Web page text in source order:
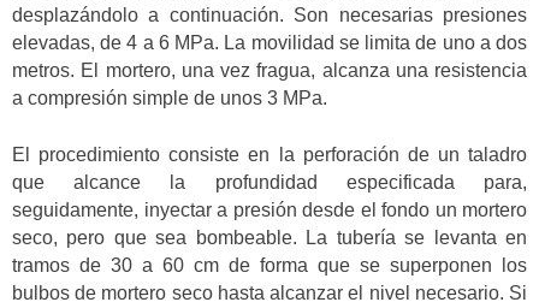
desplazándolo a continuación. Son necesarias presiones
elevadas, de 4 a 6 MPa. La movilidad se limita de uno a dos
metros. El mortero, una vez fragua, alcanza una resistencia
a compresión simple de unos 3 MPa.
El procedimiento consiste en la perforación de un taladro
que alcance la profundidad especificada para,
seguidamente, inyectar a presión desde el fondo un mortero
seco, pero que sea bombeable. La tubería se levanta en
tramos de 30 a 60 cm de forma que se superponen los
bulbos de mortero seco hasta alcanzar el nivel necesario. Si